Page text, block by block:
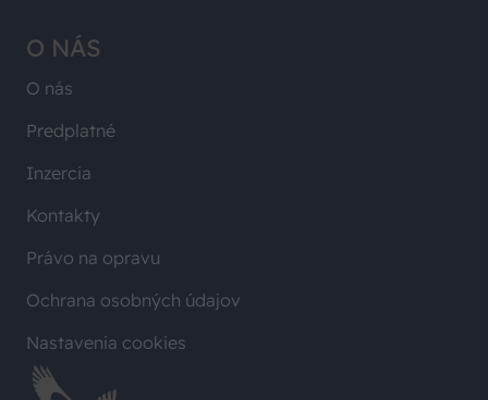
O NÁS
O nás
Predplatné
Inzercia
Kontakty
Právo na opravu
Ochrana osobných údajov
Nastavenia cookies